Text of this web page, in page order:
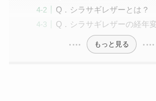
Q．シラサギレザーとは？
Q．シラサギレザーの経年
もっと見る